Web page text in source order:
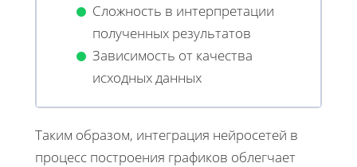
Сложность в интерпретации
полученных результатов
Зависимость от качества
исходных данных
Таким образом, интеграция нейросетей в
процесс построения графиков облегчает